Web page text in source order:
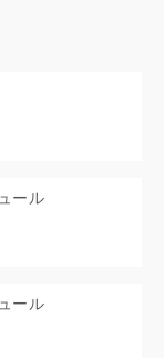
ール
ール